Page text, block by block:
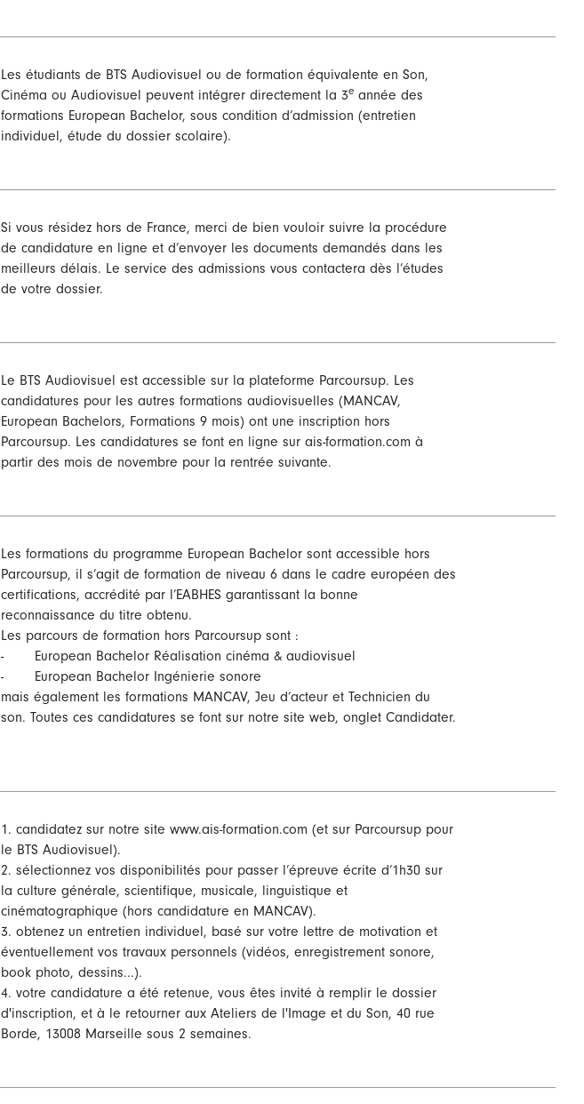
Les étudiants de BTS Audiovisuel ou de formation équivalente en Son,
Cinéma ou Audiovisuel peuvent intégrer directement la 3eannée des
formations European Bachelor, sous condition d’admission (entretien
individuel, étude du dossier scolaire).
Si vous résidez hors de France, merci de bien vouloir suivre la procédure
de candidature en ligne et d’envoyer les documents demandés dans les
meilleurs délais. Le service des admissions vous contactera dès l’études
de votre dossier.
Le BTS Audiovisuel est accessible sur la plateforme Parcoursup. Les
candidatures pour les autres formations audiovisuelles (MANCAV,
European Bachelors, Formations 9 mois) ont une inscription hors
Parcoursup. Les candidatures se font en ligne sur ais-formation.com à
partir des mois de novembre pour la rentrée suivante.
Les formations du programme European Bachelor sont accessible hors
Parcoursup, il s’agit de formation de niveau 6 dans le cadre européen des
certifications, accrédité par l’EABHES garantissant la bonne
reconnaissance du titre obtenu.
Les parcours de formation hors Parcoursup sont :
- European Bachelor Réalisation cinéma & audiovisuel
- European Bachelor Ingénierie sonore
mais également les formations MANCAV, Jeu d’acteur et Technicien du
son. Toutes ces candidatures se font sur notre site web, onglet Candidater.
1. candidatez sur notre site www.ais-formation.com (et sur Parcoursup pour
le BTS Audiovisuel).
2. sélectionnez vos disponibilités pour passer l’épreuve écrite d’1h30 sur
la culture générale, scientifique, musicale, linguistique et
cinématographique (hors candidature en MANCAV).
3. obtenez un entretien individuel, basé sur votre lettre de motivation et
éventuellement vos travaux personnels (vidéos, enregistrement sonore,
book photo, dessins...).
4. votre candidature a été retenue, vous êtes invité à remplir le dossier
d'inscription, et à le retourner aux Ateliers de l'Image et du Son, 40 rue
Borde, 13008 Marseille sous 2 semaines.